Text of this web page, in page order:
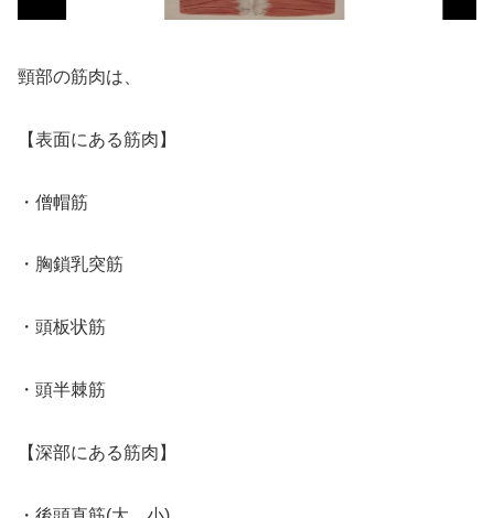
頸部の筋肉は、
【表面にある筋肉】
・僧帽筋
・胸鎖乳突筋
・頭板状筋
・頭半棘筋
【深部にある筋肉】